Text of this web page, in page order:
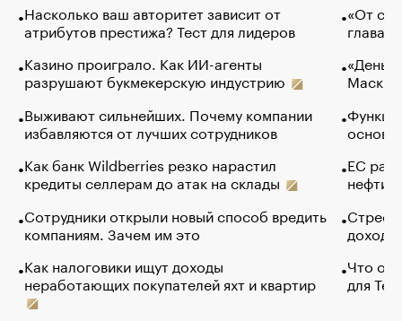
Насколько ваш авторитет зависит от
атрибутов престижа? Тест для лидеров
Казино проиграло. Как ИИ-агенты
разрушают букмекерскую индустрию
Выживают сильнейших. Почему компании
избавляются от лучших сотрудников
Как банк Wildberries резко нарастил
кредиты селлерам до атак на склады
Сотрудники открыли новый способ вредить
компаниям. Зачем им это
Как налоговики ищут доходы
неработающих покупателей яхт и квартир
«От
глава
Маск в
основ
ЕС
нефти
Что
для